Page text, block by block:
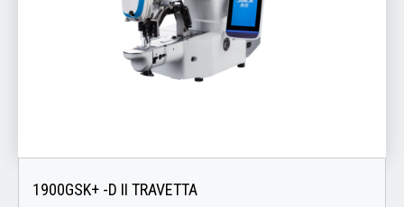
1900GSK+ -D II TRAVETTA